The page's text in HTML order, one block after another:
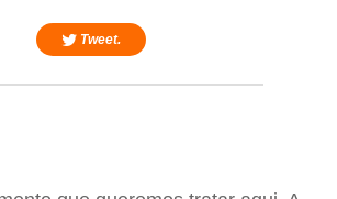
Tweet.